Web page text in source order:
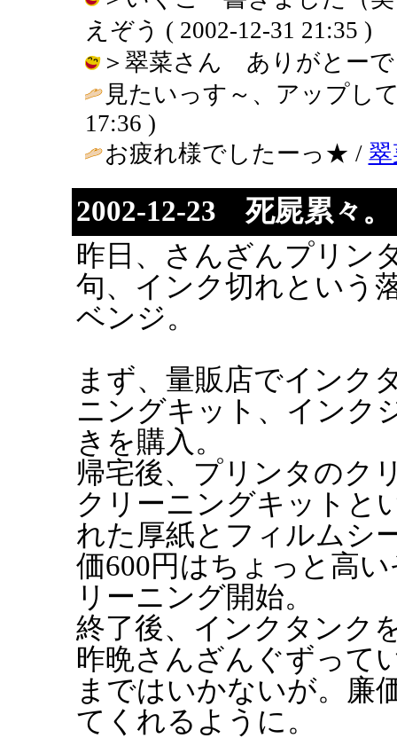
えぞう ( 2002-12-31 21:35 )
＞翠菜さん ありがとーで
見たいっす～、アップし
17:36 )
お疲れ様でしたーっ★ /
2002-12-23 死屍累々。
昨日、さんざんプリン
句、インク切れという
ベンジ。
まず、量販店でインク
ニングキット、インク
きを購入。
帰宅後、プリンタのク
クリーニングキットと
れた厚紙とフィルムシ
価600円はちょっと高
リーニング開始。
終了後、インクタンク
昨晩さんざんぐずって
まではいかないが。廉
てくれるように。